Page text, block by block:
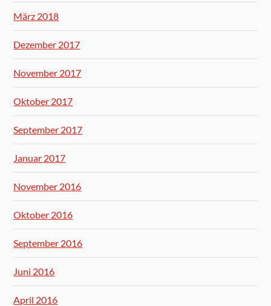
März 2018
Dezember 2017
November 2017
Oktober 2017
September 2017
Januar 2017
November 2016
Oktober 2016
September 2016
Juni 2016
April 2016